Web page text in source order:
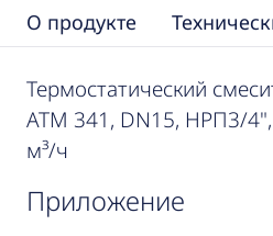
О продукте
Термостатический
ATM 341, DN15, НРП3/4",
м³/ч
приложение